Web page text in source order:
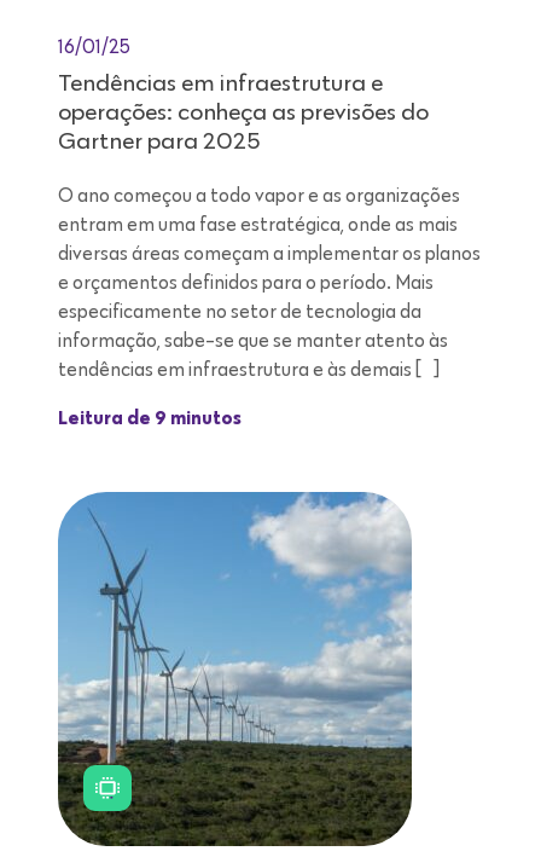
16/01/25
Tendências em infraestrutura e
operações: conheça as previsões do
Gartner para 2025
O ano começou a todo vapor e as organizações
entram em uma fase estratégica, onde as mais
diversas áreas começam a implementar os planos
e orçamentos definidos para o período. Mais
especificamente no setor de tecnologia da
informação, sabe-se que se manter atento às
tendências em infraestrutura e às demais […]
Leitura de 9 minutos